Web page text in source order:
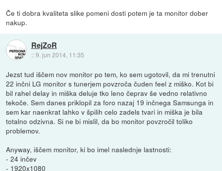
Če ti dobra kvaliteta slike pomeni dosti potem je ta monitor dober
nakup.
RejZoR
::9. jun 2014, 11:35
Jezst tud iščem nov monitor po tem, ko sem ugotovil, da mi trenutni
22 inčni LG monitor s tunerjem povzroča čuden feel z miško. Kot bi
bil rahel delay in miška deluje tko leno čeprav še vedno relativno
tekoče. Sem danes priklopil za foro nazaj 19 inčnega Samsunga in
sem kar naenkrat lahko v špilih celo zadels tvari in miška je bila
totalno odzivna. Si ne bi mislil, da bo monitor povzročil toliko
problemov.
Anyway, iščem monitor, ki bo imel naslednje lastnosti:
- 24 inčev
- 1920x1080